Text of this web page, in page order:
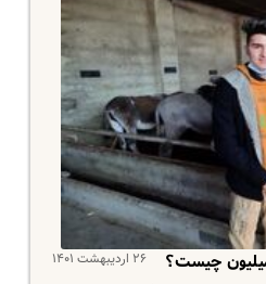
۲۶ اردیبهشت ۱۴۰۱